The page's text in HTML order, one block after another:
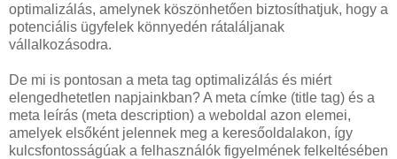
optimalizálás, amelynek köszönhetően biztosíthatjuk, hogy a
potenciális ügyfelek könnyedén rátaláljanak
vállalkozásodra.
De mi is pontosan a meta tag optimalizálás és miért
elengedhetetlen napjainkban? A meta címke (title tag) és a
meta leírás (meta description) a weboldal azon elemei,
amelyek elsőként jelennek meg a keresőoldalakon, így
kulcsfontosságúak a felhasználók figyelmének felkeltésében